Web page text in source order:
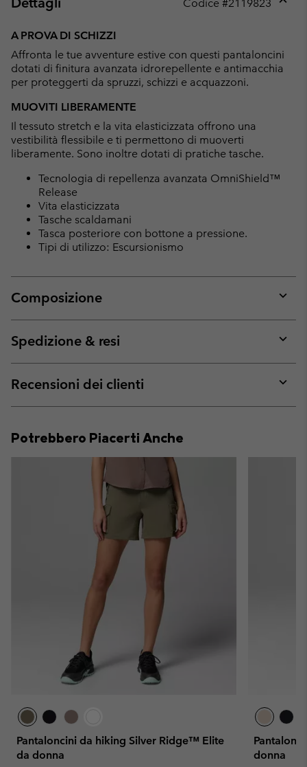
Codice #2119823
A PROVA DI SCHIZZI
Affronta le tue avventure estive con questi pantaloncini
dotati di finitura avanzata idrorepellente e antimacchia
per proteggerti da spruzzi, schizzi e acquazzoni.
MUOVITI LIBERAMENTE
Il tessuto stretch e la vita elasticizzata offrono una
vestibilità flessibile e ti permettono di muoverti
liberamente. Sono inoltre dotati di pratiche tasche.
Tecnologia di repellenza avanzata OmniShield™
Release
Vita elasticizzata
Tasche scaldamani
Tasca posteriore con bottone a pressione.
Tipi di utilizzo: Escursionismo
Composizione
or
Spedizione & resi
or
Recensioni dei clienti
or
Potrebbero Piacerti Anche
Pantaloncini da hiking Silver Ridge™ Elite
da donna
donna